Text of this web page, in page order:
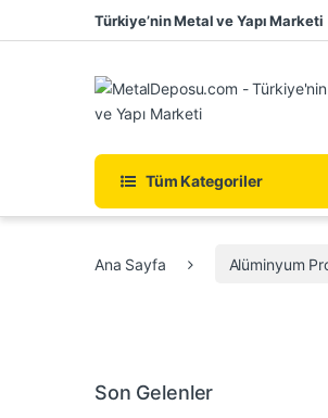
Skip to navigation
Skip to contentTürkiye’nin Metal ve Yapı Marketi
Tüm Kategoriler
Ana Sayfa Alüminyum
Son Gelenler